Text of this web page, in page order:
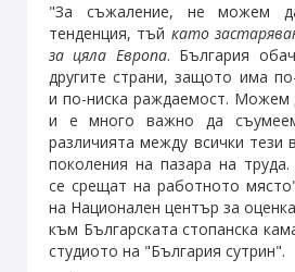
"За съжаление, не можем
тенденция, тъй като
за цяла Европа. България
другите страни, защото има
и по-ниска раждаемост. Можем
и е много важно да
различията между всички тези
поколения на пазара на
се срещат на работното
на Национален център за
към Българската стопанска
студиото на "България сутрин".